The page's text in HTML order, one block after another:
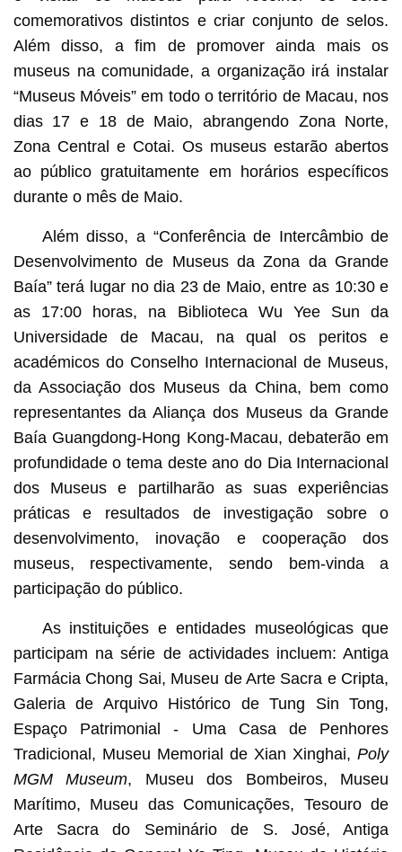
comemorativos distintos e criar conjunto de selos.
Além disso, a fim de promover ainda mais os
museus na comunidade, a organização irá instalar
“Museus Móveis” em todo o território de Macau, nos
dias 17 e 18 de Maio, abrangendo Zona Norte,
Zona Central e Cotai. Os museus estarão abertos
ao público gratuitamente em horários específicos
durante o mês de Maio.
Além disso, a “Conferência de Intercâmbio de
Desenvolvimento de Museus da Zona da Grande
Baía” terá lugar no dia 23 de Maio, entre as 10:30 e
as 17:00 horas, na Biblioteca Wu Yee Sun da
Universidade de Macau, na qual os peritos e
académicos do Conselho Internacional de Museus,
da Associação dos Museus da China, bem como
representantes da Aliança dos Museus da Grande
Baía Guangdong-Hong Kong-Macau, debaterão em
profundidade o tema deste ano do Dia Internacional
dos Museus e partilharão as suas experiências
práticas e resultados de investigação sobre o
desenvolvimento, inovação e cooperação dos
museus, respectivamente, sendo bem-vinda a
participação do público.
As instituições e entidades museológicas que
participam na série de actividades incluem: Antiga
Farmácia Chong Sai, Museu de Arte Sacra e Cripta,
Galeria de Arquivo Histórico de Tung Sin Tong,
Espaço Patrimonial - Uma Casa de Penhores
Tradicional, Museu Memorial de Xian Xinghai,Poly
MGM Museum, Museu dos Bombeiros, Museu
Marítimo, Museu das Comunicações, Tesouro de
Arte Sacra do Seminário de S. José, Antiga